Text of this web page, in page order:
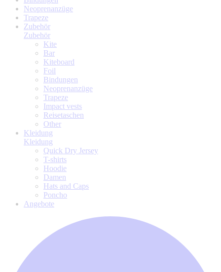
Neoprenanzüge
Trapeze
Zubehör
Zubehör
Kite
Bar
Kiteboard
Foil
Bindungen
Neoprenanzüge
Trapeze
Impact vests
Reisetaschen
Other
Kleidung
Kleidung
Quick Dry Jersey
T-shirts
Hoodie
Damen
Hats and Caps
Poncho
Angebote